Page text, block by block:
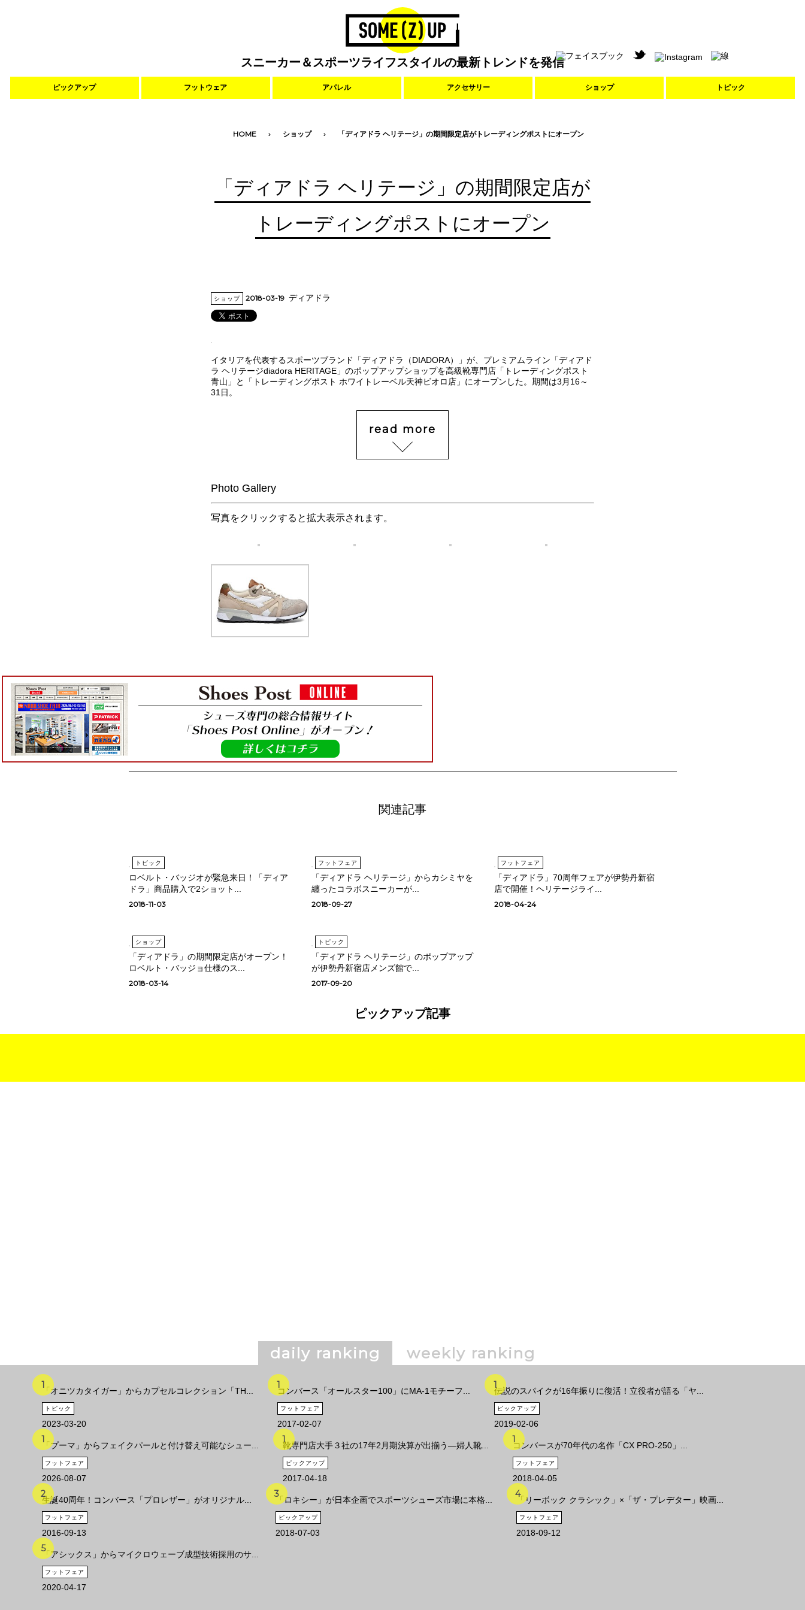
スニーカー＆スポーツライフスタイルの最新トレンドを発信
ピックアップ フットウェア アパレル アクセサリー ショップ トピック
HOME ショップ 「ディアドラ ヘリテージ」の期間限定店がトレーディングポストにオープン
「ディアドラ ヘリテージ」の期間限定店が
トレーディングポストにオープン
ショップ 2018-03-19 ディアドラ
イタリアを代表するスポーツブランド「ディアドラ（DIADORA）」が、プレミアムライン「ディアド
ラ ヘリテージdiadora HERITAGE」のポップアップショップを高級靴専門店「トレーディングポスト
青山」と「トレーディングポスト ホワイトレーベル天神ビオロ店」にオープンした。期間は3月16～
31日。
read more
Photo Gallery
写真をクリックすると拡大表示されます。
関連記事
トピック
ロベルト・バッジオが緊急来日！「ディア
ドラ」商品購入で2ショット...
2018-11-03
フットフェア
「ディアドラ ヘリテージ」からカシミヤを
纏ったコラボスニーカーが...
2018-09-27
フットフェア
「ディアドラ」70周年フェアが伊勢丹新宿
店で開催！ヘリテージライ...
2018-04-24
ショップ
「ディアドラ」の期間限定店がオープン！
ロベルト・バッジョ仕様のス...
2018-03-14
トピック
「ディアドラ ヘリテージ」のポップアップ
が伊勢丹新宿店メンズ館で...
2017-09-20
ピックアップ記事
daily ranking weekly ranking
「オニツカタイガー」からカプセルコレクション「TH...
トピック
2023-03-20
コンバース「オールスター100」にMA-1モチーフ...
フットフェア
2017-02-07
伝説のスパイクが16年振りに復活！立役者が語る「ヤ...
ピックアップ
2019-02-06
「プーマ」からフェイクパールと付け替え可能なシュー...
フットフェア
2026-08-07
靴専門店大手３社の17年2月期決算が出揃う―婦人靴...
ピックアップ
2017-04-18
コンバースが70年代の名作「CX PRO-250」...
フットフェア
2018-04-05
生誕40周年！コンバース「プロレザー」がオリジナル...
フットフェア
2016-09-13
「ロキシー」が日本企画でスポーツシューズ市場に本格...
ピックアップ
2018-07-03
「リーボック クラシック」×「ザ・プレデター」映画...
フットフェア
2018-09-12
「アシックス」からマイクロウェーブ成型技術採用のサ...
フットフェア
2020-04-17